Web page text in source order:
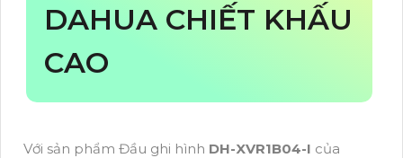
DAHUA CHIẾT KHẤU
CAO
Với sản phẩm Đầu ghi hình DH-XVR1B04-I của